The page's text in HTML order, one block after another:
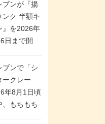
ブンが『揚
ンク 半額キ
』を2026年
日まで開
げ物スーパ
お得に! 各
20:00の4時
。ななチ
ブンで「シ
ークレー
年8月1日頃
、もちもち